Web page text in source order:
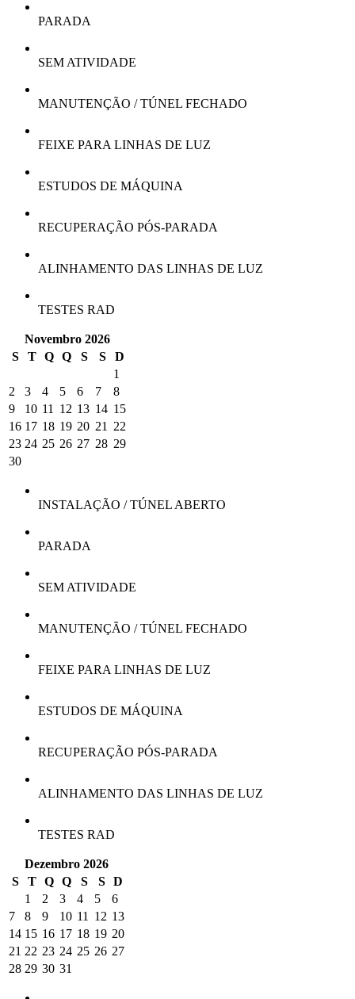
PARADA
SEM ATIVIDADE
MANUTENÇÃO / TÚNEL FECHADO
FEIXE PARA LINHAS DE LUZ
ESTUDOS DE MÁQUINA
RECUPERAÇÃO PÓS-PARADA
ALINHAMENTO DAS LINHAS DE LUZ
TESTES RAD
Novembro 2026
S
T Q Q S S
D
1
2
3 4 5 6 7
8
9
10 11 12 13 14 15
16 17 18 19 20 21
22
23 24 25 26 27 28 29
30
INSTALAÇÃO / TÚNEL ABERTO
PARADA
SEM ATIVIDADE
MANUTENÇÃO / TÚNEL FECHADO
FEIXE PARA LINHAS DE LUZ
ESTUDOS DE MÁQUINA
RECUPERAÇÃO PÓS-PARADA
ALINHAMENTO DAS LINHAS DE LUZ
TESTES RAD
Dezembro 2026
S
T Q Q S S
D
1
2 3 4 5
6
7
8 9 10 11 12 13
14 15 16 17 18 19 20
21 22 23 24 25 26 27
28 29 30 31